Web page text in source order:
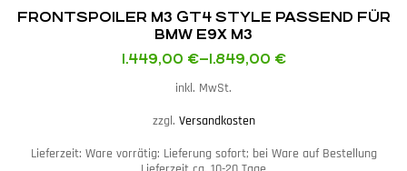
FRONTSPOILER M3 GT4 STYLE PASSEND FÜR
BMW E9X M3
1.449,00 €–1.849,00 €
inkl. MwSt.
zzgl. Versandkosten
Lieferzeit: Ware vorrätig: Lieferung sofort; bei Ware auf Bestellung